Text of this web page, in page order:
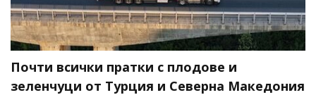
Почти всички пратки с плодове и
зеленчуци от Турция и Северна Македония